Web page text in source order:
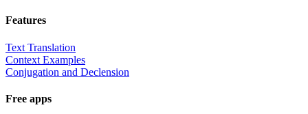
Features
Text Translation
Context Examples
Conjugation and Declension
Free apps